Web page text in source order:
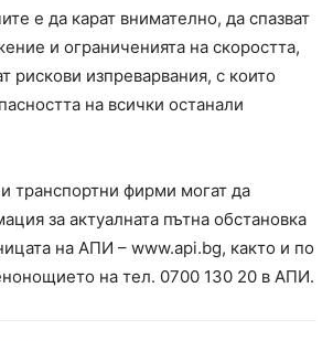
е да карат внимателно, да спазват
и ограниченията на скоростта,
рискови изпреварвания, с които
на всички останали
транспортни фирми могат да
за актуалната пътна обстановка
на АПИ – www.api.bg, както и по
на тел. 0700 130 20 в АПИ.